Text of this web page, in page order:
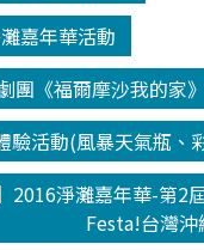
嘉年華活動
團《福爾摩沙我的家
驗活動(風暴天氣瓶、
2016淨灘嘉年華-第2
Festa!台灣